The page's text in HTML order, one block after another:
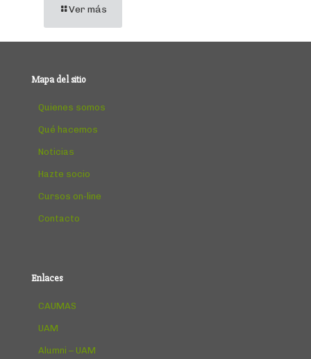
Ver más
Mapa del sitio
Quienes somos
Qué hacemos
Noticias
Hazte socio
Cursos on-line
Contacto
Enlaces
CAUMAS
UAM
Alumni – UAM